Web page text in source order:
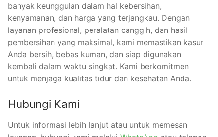
banyak keunggulan dalam hal kebersihan,
kenyamanan, dan harga yang terjangkau. Dengan
layanan profesional, peralatan canggih, dan hasil
pembersihan yang maksimal, kami memastikan kasur
Anda bersih, bebas kuman, dan siap digunakan
kembali dalam waktu singkat. Kami berkomitmen
untuk menjaga kualitas tidur dan kesehatan Anda.
Hubungi Kami
Untuk informasi lebih lanjut atau untuk memesan